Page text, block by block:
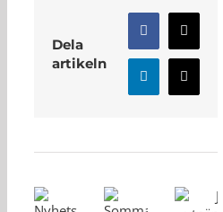
Dela
artikeln
Facebook
X
LinkedInE-
post